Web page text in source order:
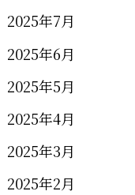
2025年7月
2025年6月
2025年5月
2025年4月
2025年3月
2025年2月